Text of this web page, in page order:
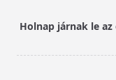
text">Page</span>
Holnap járnak le